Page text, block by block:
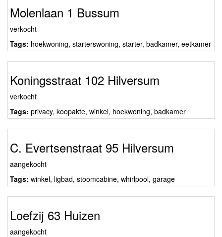
Molenlaan 1 Bussum
verkocht
Tags: hoekwoning, starterswoning, starter, badkamer, eetkamer
Koningsstraat 102 Hilversum
verkocht
Tags: privacy, koopakte, winkel, hoekwoning, badkamer
C. Evertsenstraat 95 Hilversum
aangekocht
Tags: winkel, ligbad, stoomcabine, whirlpool, garage
Loefzij 63 Huizen
aangekocht